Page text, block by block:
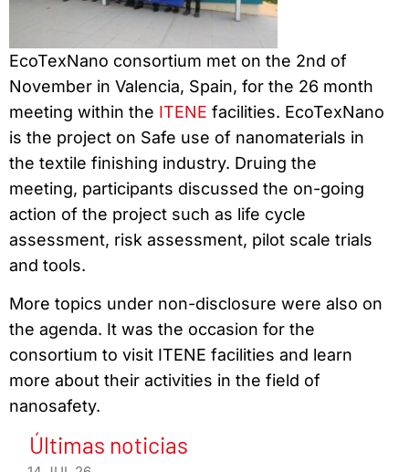
EcoTexNano consortium met on the 2nd of
November in Valencia, Spain, for the 26 month
meeting within the ITENE facilities. EcoTexNano
is the project on Safe use of nanomaterials in
the textile finishing industry. Druing the
meeting, participants discussed the on-going
action of the project such as life cycle
assessment, risk assessment, pilot scale trials
and tools.
More topics under non-disclosure were also on
the agenda. It was the occasion for the
consortium to visit ITENE facilities and learn
more about their activities in the field of
nanosafety.
Últimas noticias